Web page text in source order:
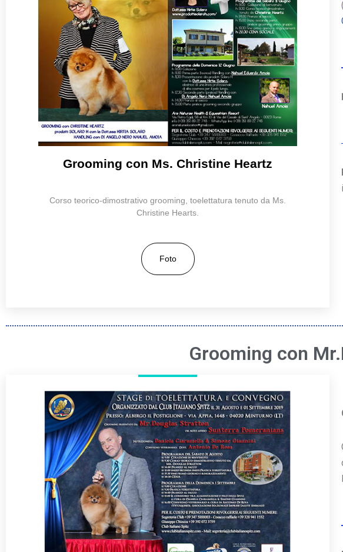
Grooming con Ms. Christine Heartz
Corso teorico-dimostrativo grooming, toelettatura tenuto da Ms.
Christine Hearts.
Foto
Grooming con